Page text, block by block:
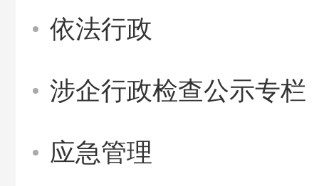
依法行政
涉企行政检查公示专栏
应急管理